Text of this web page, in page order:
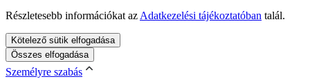
Részletesebb információkat az Adatkezelési tájékoztatóban talál.
Kötelező sütik elfogadása
Összes elfogadása
Személyre szabás